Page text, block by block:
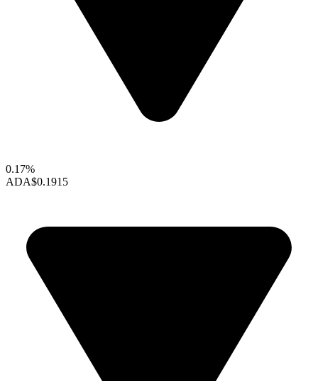
0.17%
ADA$0.1915